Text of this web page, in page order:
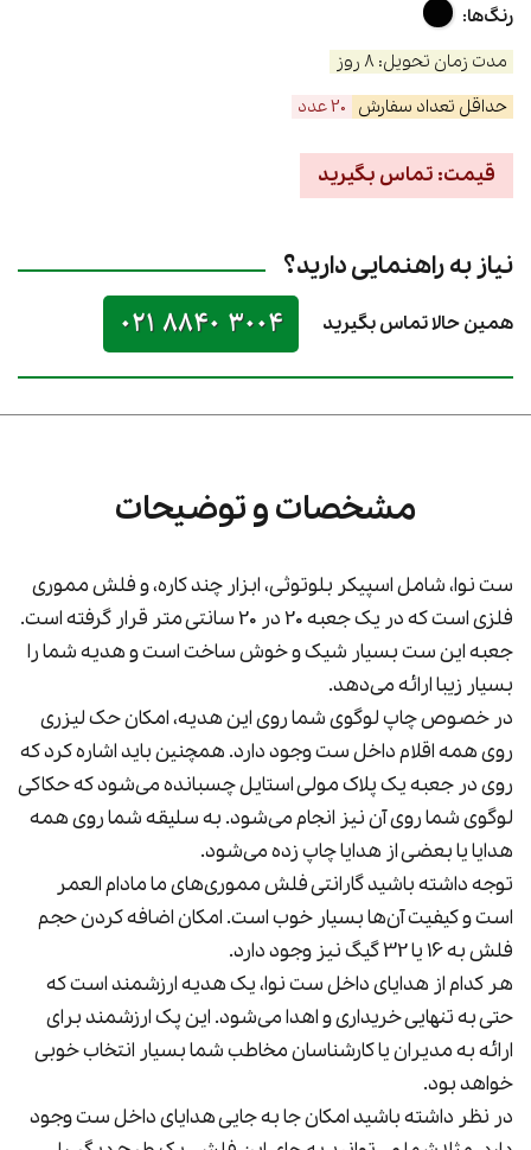
رنگ‌ها:
مدت زمان تحویل: 8 روز
حداقل تعداد سفارش 20 عدد
قیمت: تماس بگیرید
نیاز به راهنمایی دارید؟
همین حالا تماس بگیرید 021 8840 3004
مشخصات و توضیحات
ست نوا، شامل اسپیکر بلوتوثی، ابزار چند کاره، و فلش مموری
فلزی است که در یک جعبه 20 در 20 سانتی متر قرار گرفته است.
جعبه این ست بسیار شیک و خوش ساخت است و هدیه شما را
بسیار زیبا ارائه می‌دهد.
در خصوص چاپ لوگوی شما روی این هدیه، امکان حک لیزری
روی همه اقلام داخل ست وجود دارد. همچنین باید اشاره کرد که
روی در جعبه یک پلاک مولی استایل چسبانده می‌شود که حکاکی
لوگوی شما روی آن نیز انجام می‌شود. به سلیقه شما روی همه
هدایا یا بعضی از هدایا چاپ زده می‌شود.
توجه داشته باشید گارانتی فلش مموری‌های ما مادام العمر
است و کیفیت آن‌ها بسیار خوب است. امکان اضافه کردن حجم
فلش به 16 یا 32 گیگ نیز وجود دارد.
هر کدام از هدایای داخل ست نوا، یک هدیه ارزشمند است که
حتی به تنهایی خریداری و اهدا می‌شود. این پک ارزشمند برای
ارائه به مدیران یا کارشناسان مخاطب شما بسیار انتخاب خوبی
خواهد بود.
در نظر داشته باشید امکان جا به جایی هدایای داخل ست وجود